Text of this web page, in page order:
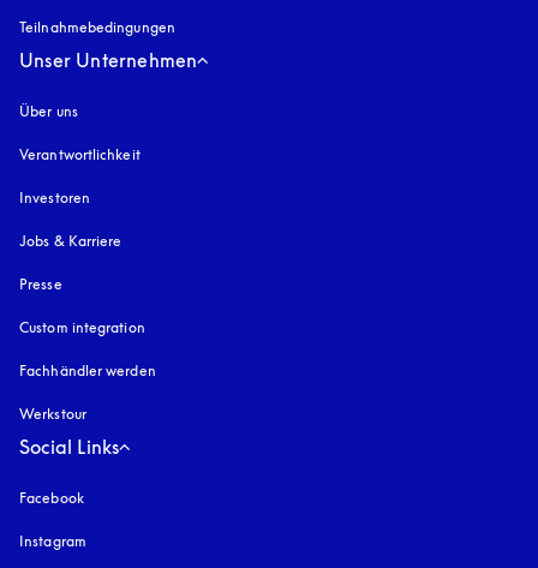
Teilnahmebedingungen
Unser Unternehmen
Über uns
Verantwortlichkeit
Investoren
Jobs & Karriere
Presse
Custom integration
Fachhändler werden
Werkstour
Social Links
Facebook
Instagram